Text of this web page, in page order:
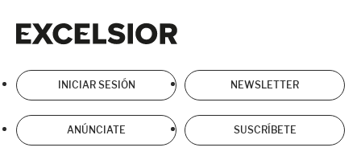
INICIAR SESIÓN NEWSLETTER
ANÚNCIATE SUSCRÍBETE